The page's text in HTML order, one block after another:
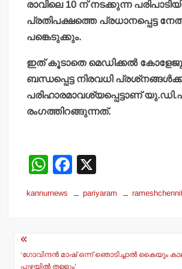
രാവിലെ 10 ന് നടക്കുന്ന
പ്രതിപക്ഷത്തെ പ്രധാനപ്പെട്ട
പങ്കെടുക്കും.
ഇത് കൂടാതെ മെഡിക്കല്‍
ബന്ധപ്പെട്ട നിരവധി
പരിഹാരമാവശ്യപ്പെട്ടാണ്
രംഗത്തിറങ്ങുന്നത്.
W
at
p
F
c
o
kannurnews pariyaram
Post
navigation
‘ഗോവിന്ദന്‍ മാഷ് ഒന്ന് ഞൊടിച്ചാല്‍ കൈയും
പുഴയില്‍ തള്ളും’